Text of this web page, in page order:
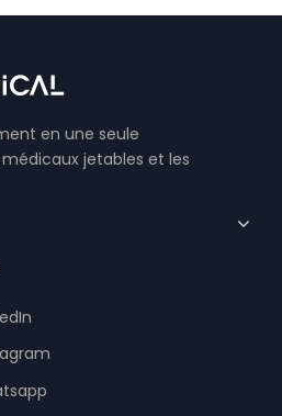
en une seule
jetables et les